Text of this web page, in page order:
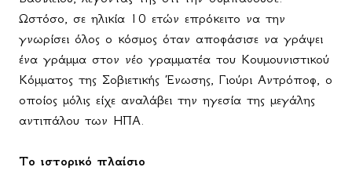
Ωστόσο, σε ηλικία 10 ετών επρόκειτο να την
γνωρίσει όλος ο κόσμος όταν αποφάσισε να γράψει
ένα γράμμα στον νέο γραμματέα του Κουμουνιστικού
Κόμματος της Σοβιετικής Ένωσης, Γιούρι Αντρόποφ, ο
οποίος μόλις είχε αναλάβει την ηγεσία της μεγάλης
αντιπάλου των ΗΠΑ.
Το ιστορικό πλαίσιο